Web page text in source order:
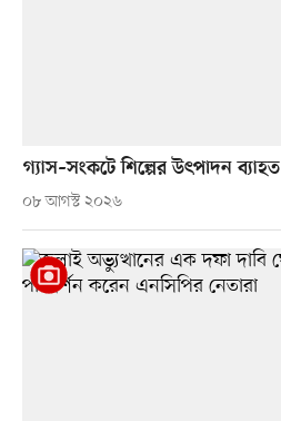
গ্যাস–সংকটে শিল্পের উৎপাদন ব্যাহত
০৮ আগস্ট ২০২৬